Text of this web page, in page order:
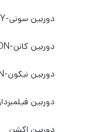
با بهترین
دوربین سونی-SONY
دوربین کانن-CANON
دوربین نیکون-NIKON
دوربین
دوربین اکشن